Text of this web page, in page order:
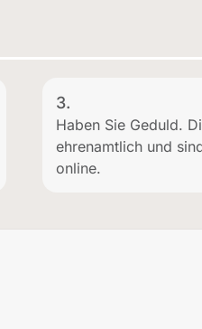
3.
Haben Sie Geduld.
ehrenamtlich und
online.